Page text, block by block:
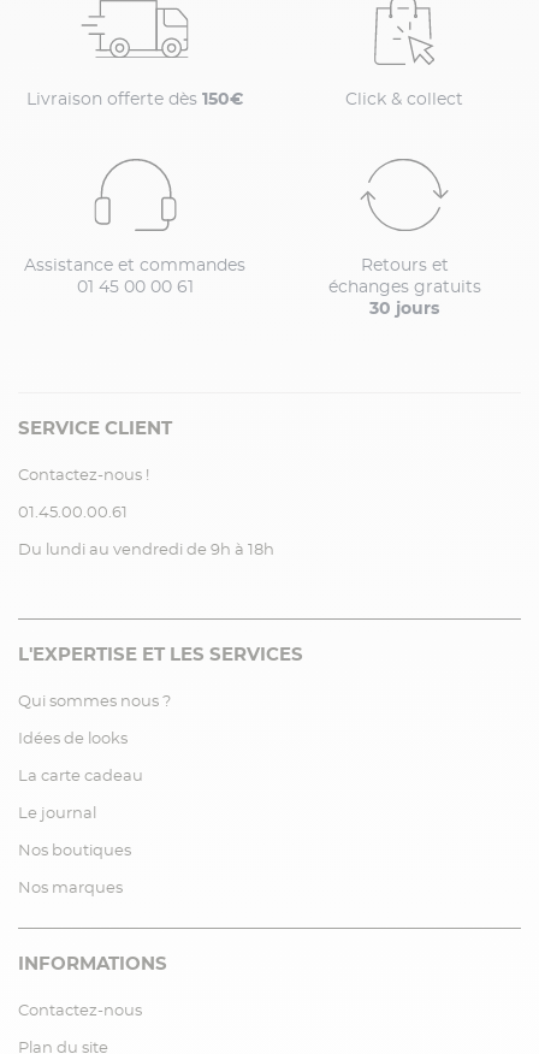
Livraison offerte dès 150€ Click & collect
Assistance et commandes
01 45 00 00 61
Retours et
échanges gratuits
30 jours
SERVICE CLIENT
Contactez-nous !
01.45.00.00.61
Du lundi au vendredi de 9h à 18h
L'EXPERTISE ET LES SERVICES
Qui sommes nous ?
Idées de looks
La carte cadeau
Le journal
Nos boutiques
Nos marques
INFORMATIONS
Contactez-nous
Plan du site